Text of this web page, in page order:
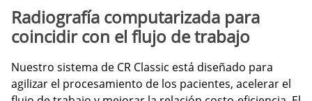
Contáctenos
Radiografía computarizada para
coincidir con el flujo de trabajo
Nuestro sistema de CR Classic está diseñado para
agilizar el procesamiento de los pacientes, acelerar el